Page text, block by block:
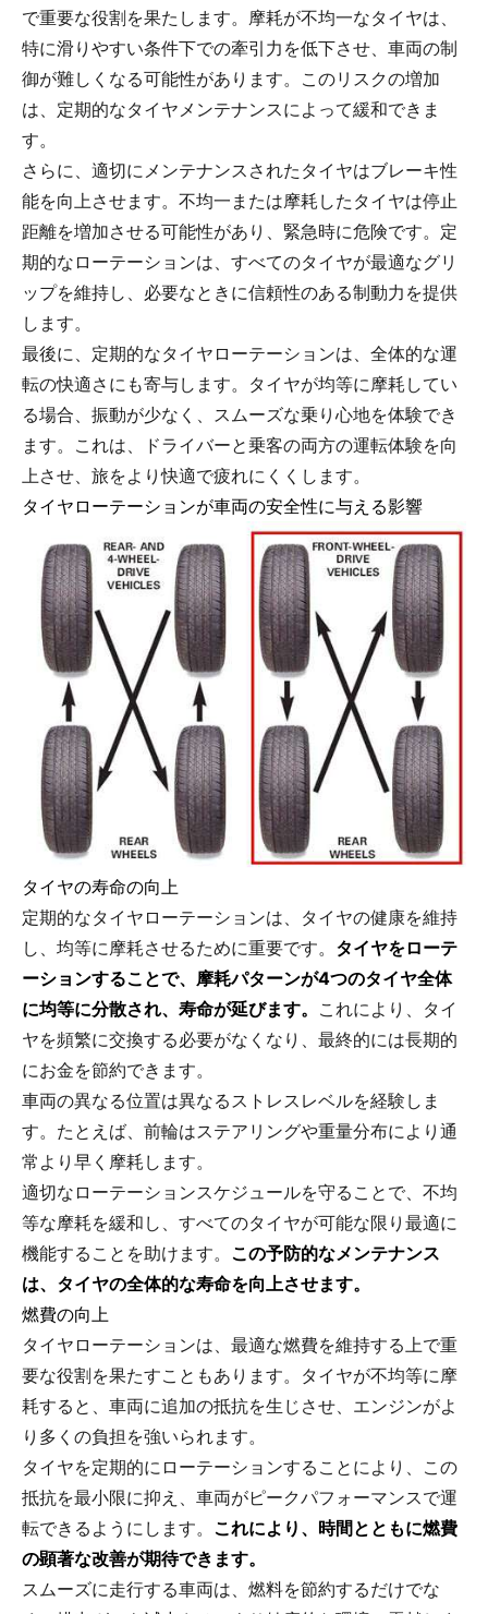
で重要な役割を果たします。摩耗が不均一なタイヤは、
特に滑りやすい条件下での牽引力を低下させ、車両の制
御が難しくなる可能性があります。このリスクの増加
は、定期的なタイヤメンテナンスによって緩和できま
す。
さらに、適切にメンテナンスされたタイヤはブレーキ性
能を向上させます。不均一または摩耗したタイヤは停止
距離を増加させる可能性があり、緊急時に危険です。定
期的なローテーションは、すべてのタイヤが最適なグリ
ップを維持し、必要なときに信頼性のある制動力を提供
します。
最後に、定期的なタイヤローテーションは、全体的な運
転の快適さにも寄与します。タイヤが均等に摩耗してい
る場合、振動が少なく、スムーズな乗り心地を体験でき
ます。これは、ドライバーと乗客の両方の運転体験を向
上させ、旅をより快適で疲れにくくします。
タイヤローテーションが車両の安全性に与える影響
タイヤの寿命の向上
定期的なタイヤローテーションは、タイヤの健康を維持
し、均等に摩耗させるために重要です。 タイヤをローテ
ーションすることで、摩耗パターンが4つのタイヤ全体
に均等に分散され、寿命が延びます。 これにより、タイ
ヤを頻繁に交換する必要がなくなり、最終的には長期的
にお金を節約できます。
車両の異なる位置は異なるストレスレベルを経験しま
す。たとえば、前輪はステアリングや重量分布により通
常より早く摩耗します。
適切なローテーションスケジュールを守ることで、不均
等な摩耗を緩和し、すべてのタイヤが可能な限り最適に
機能することを助けます。 この予防的なメンテナンス
は、タイヤの全体的な寿命を向上させます。
燃費の向上
タイヤローテーションは、最適な燃費を維持する上で重
要な役割を果たすこともあります。タイヤが不均等に摩
耗すると、車両に追加の抵抗を生じさせ、エンジンがよ
り多くの負担を強いられます。
タイヤを定期的にローテーションすることにより、この
抵抗を最小限に抑え、車両がピークパフォーマンスで運
転できるようにします。 これにより、時間とともに燃費
の顕著な改善が期待できます。
スムーズに走行する車両は、燃料を節約するだけでな